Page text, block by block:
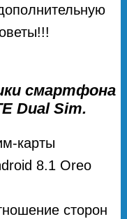
смартфона
Dual Sim.
карты
8.1 Oreo
сторон